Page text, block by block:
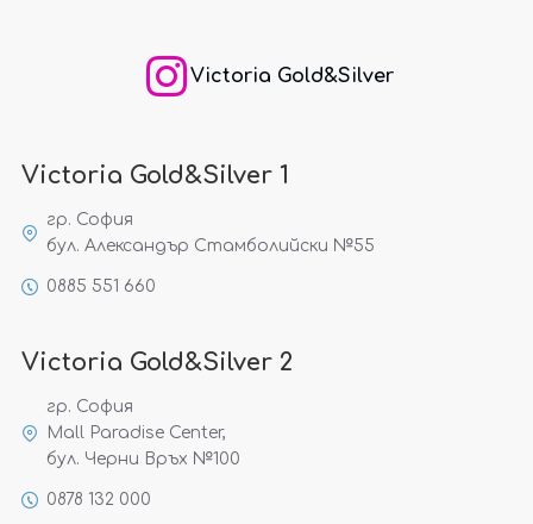
Victoria Gold&Silver
Victoria Gold&Silver 1
гр. София
бул. Александър Стамболийски №55
0885 551 660
Victoria Gold&Silver 2
гр. София
Mall Paradise Center,
бул. Черни Връх №100
0878 132 000